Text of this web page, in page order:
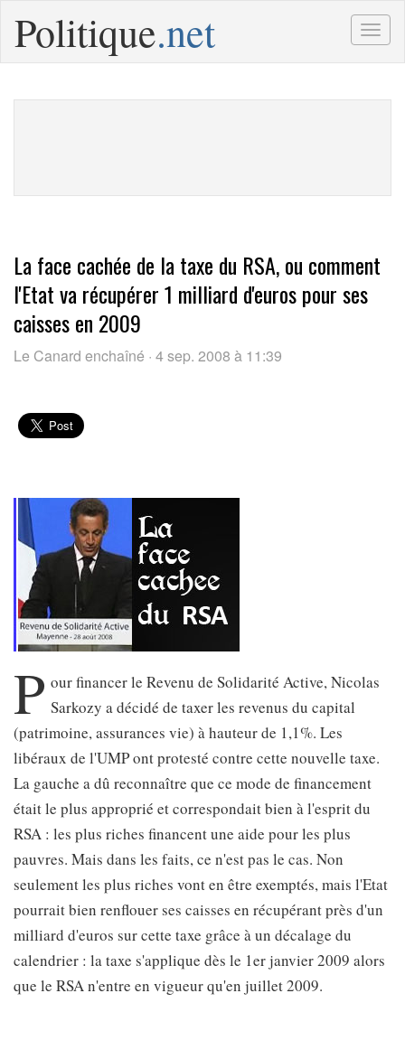
Politique.net
La face cachée de la taxe du RSA, ou comment
l'Etat va récupérer 1 milliard d'euros pour ses
caisses en 2009
Le Canard enchaîné · 4 sep. 2008 à 11:39
P our financer le Revenu de Solidarité Active, Nicolas
Sarkozy a décidé de taxer les revenus du capital
(patrimoine, assurances vie) à hauteur de 1,1%. Les
libéraux de l'UMP ont protesté contre cette nouvelle taxe.
La gauche a dû reconnaître que ce mode de financement
était le plus approprié et correspondait bien à l'esprit du
RSA : les plus riches financent une aide pour les plus
pauvres. Mais dans les faits, ce n'est pas le cas. Non
seulement les plus riches vont en être exemptés, mais l'Etat
pourrait bien renflouer ses caisses en récupérant près d'un
milliard d'euros sur cette taxe grâce à un décalage du
calendrier : la taxe s'applique dès le 1er janvier 2009 alors
que le RSA n'entre en vigueur qu'en juillet 2009.